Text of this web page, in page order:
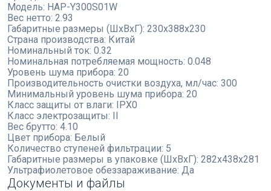
Модель: HAP-Y300S01W
Вес нетто: 2.93
Габаритные размеры (ШxВxГ): 230x388x230
Страна производства: Китай
Номинальный ток: 0.32
Номинальная потребляемая мощность: 0.048
Уровень шума прибора: 20
Производительность очистки воздуха, мл/час: 300
Минимальный уровень шума прибора: 20
Класс защиты от влаги: IPX0
Класс электрозащиты: II
Вес брутто: 4.10
Цвет прибора: Белый
Количество ступеней фильтрации: 5
Габаритные размеры в упаковке (ШxВxГ): 282x438x281
Ультрафиолетовое обеззараживание: Да
Документы и файлы